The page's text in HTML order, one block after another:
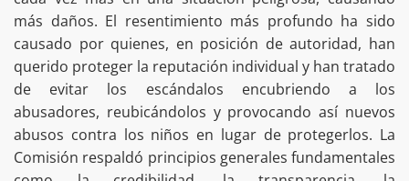
más daños. El resentimiento más profundo ha sido
causado por quienes, en posición de autoridad, han
querido proteger la reputación individual y han tratado
de evitar los escándalos encubriendo a los
abusadores, reubicándolos y provocando así nuevos
abusos contra los niños en lugar de protegerlos. La
Comisión respaldó principios generales fundamentales